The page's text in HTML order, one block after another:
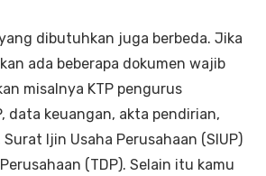
dibutuhkan juga berbeda. Jika
ada beberapa dokumen wajib
misalnya KTP pengurus
data keuangan, akta pendirian,
Ijin Usaha Perusahaan (SIUP)
(TDP). Selain itu kamu